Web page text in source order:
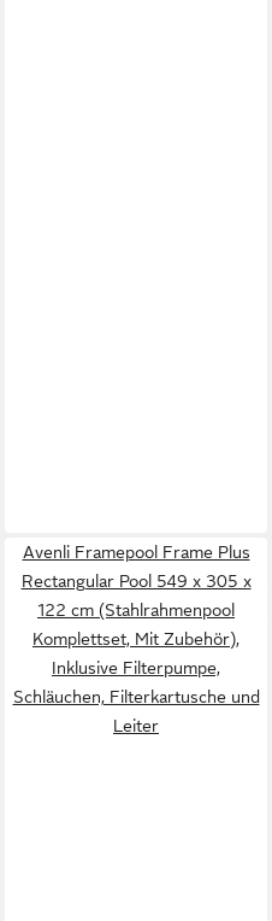
Avenli Framepool Frame Plus
Rectangular Pool 549 x 305 x
122 cm (Stahlrahmenpool
Komplettset, Mit Zubehör),
Inklusive Filterpumpe,
Schläuchen, Filterkartusche und
Leiter